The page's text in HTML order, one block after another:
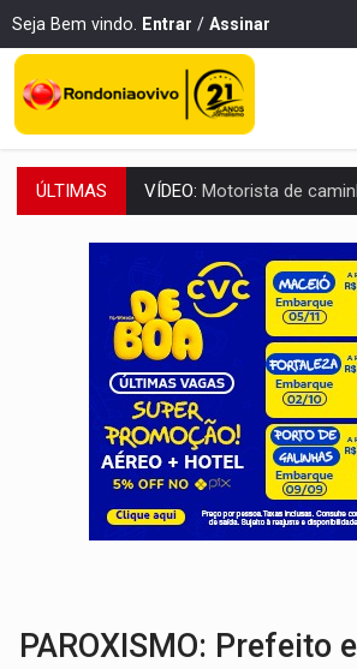
Seja Bem vindo. Entrar / Assinar
ÚLTIMAS LAZER:Seis lugares gratuitos
VÍDEO:FTICCO e Força Tática
INCLUSÃO:Prefeitura fortalece
DEFESA: Exército testa inovações
TEMAS
PREVISÃO:Interior de Rondônia
INFRAESTRUTURA:Após quase
A ILHA:Coreografia de Rondônia
PAROXISMO: Prefeito